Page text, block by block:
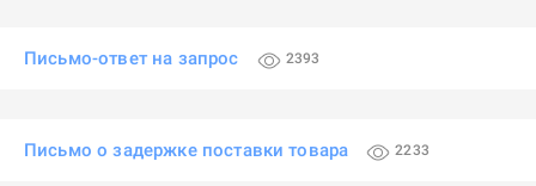
Письмо-ответ на запрос 2393
Письмо о задержке поставки товара 2233